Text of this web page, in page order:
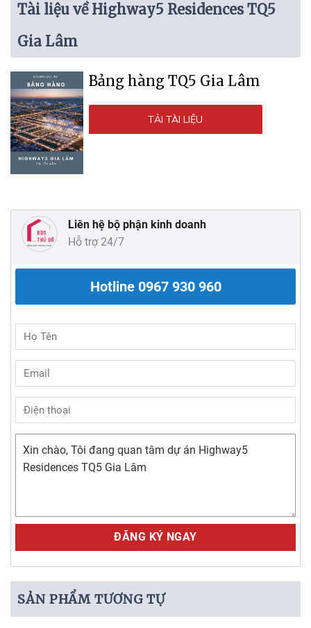
Tài liệu về Highway5 Residences TQ5
Gia Lâm
Bảng hàng TQ5 Gia Lâm
TẢI TÀI LIỆU
Liên hệ bộ phận kinh doanh
Hỗ trợ 24/7
Hotline 0967 930 960
SẢN PHẨM TƯƠNG TỰ